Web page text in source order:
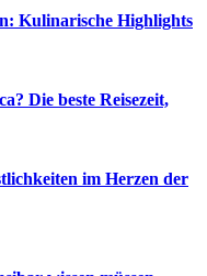
Kulinarische Highlights
Die beste Reisezeit,
im Herzen der